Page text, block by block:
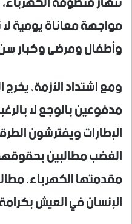
مواجهة معاناة يومية
وأطفال ومرضى وكبار
ومع اشتداد الأزمة،
مدفوعين بالوجع لا
الإطارات ويفترشون
الغضب مطالبين
مقدمتها الكهرباء.
الإنسان في العيش